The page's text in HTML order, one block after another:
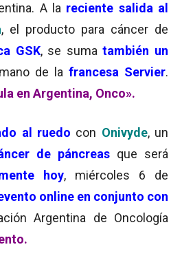
A la reciente salida al
, el producto para cáncer de
GSK, se sumatambién un
de la francesa Servier.
en Argentina, Onco».
al ruedo con Onivyde, un
de páncreas que será
hoy, miércoles 6 de
online en conjunto con
Argentina de Oncología